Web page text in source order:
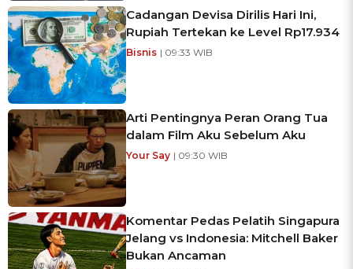
Cadangan Devisa Dirilis Hari Ini,
Rupiah Tertekan ke Level Rp17.934
Bisnis | 09:33 WIB
Arti Pentingnya Peran Orang Tua
dalam Film Aku Sebelum Aku
Your Say | 09:30 WIB
Komentar Pedas Pelatih Singapura
Jelang vs Indonesia: Mitchell Baker
Bukan Ancaman